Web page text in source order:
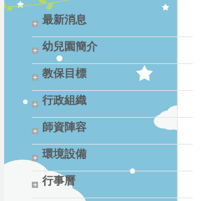
最新消息
幼兒園簡介
教保目標
行政組織
師資陣容
環境設備
行事曆